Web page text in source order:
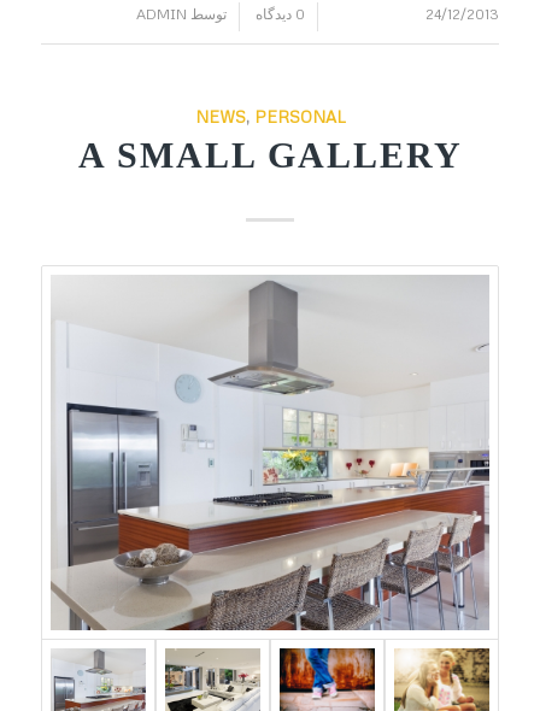
24/12/2013 0 دیدگاه توسط ADMIN
NEWS, PERSONAL
A SMALL GALLERY